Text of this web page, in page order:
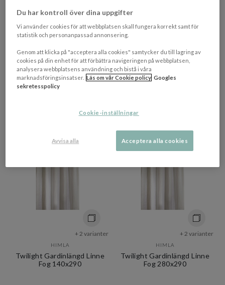
SVANEFORS
Diana Gardinlängd Grå
280x300
240 kr​​
Rek. pris 599 kr​​
HIMLA
Sunshine Gardinlängd Linne
Ash 140x290
1 324 kr​​
PRISMATCHAD
+ 2 varianter
HIMLA
Twilight Gardinlängd Linne
Fog 140x290
+ 2 varianter
HIMLA
Twilight Gardinlängd Linne
Fog 280x290
Du har kontroll över dina uppgifter
Vi använder cookies för att webbplatsen skall fungera korrekt samt för
statistik och personanpassad annonsering.
Genom att klicka på "acceptera alla cookies" samtycker du till lagring av
cookies på din enhet för att förbättra navigeringen på webbplatsen,
analysera webbplatsens användning och bistå i våra
marknadsföringsinsatser. Läs om vår Cookie policy Googles
sekretesspolicy
Cookie-inställningar
Avvisa alla Acceptera alla cookies